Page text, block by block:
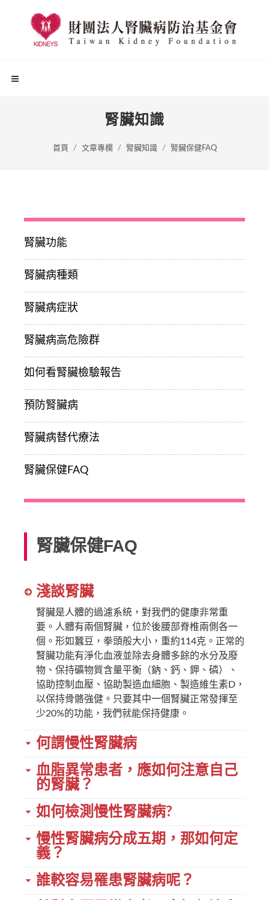
腎臟知識
首頁 文章專欄 腎臟知識 腎臟保健FAQ
腎臟功能
腎臟病種類
腎臟病症狀
腎臟病高危險群
如何看腎臟檢驗報告
預防腎臟病
腎臟病替代療法
腎臟保健FAQ
腎臟保健FAQ
淺談腎臟
腎臟是人體的過濾系統，對我們的健康非常重
要。人體有兩個腎臟，位於後腰部脊椎兩側各一
個。形如蠶豆，拳頭般大小，重約114克。正常的
腎臟功能有淨化血液並除去身體多餘的水分及廢
物、保持礦物質含量平衡（鈉、鈣、鉀、磷）、
協助控制血壓、協助製造血細胞、製造維生素D，
以保持骨骼強健。只要其中一個腎臟正常發揮至
少20%的功能，我們就能保持健康。
何謂慢性腎臟病
血脂異常患者，應如何注意自己
的腎臟？
如何檢測慢性腎臟病?
慢性腎臟病分成五期，那如何定
義？
誰較容易罹患腎臟病呢？